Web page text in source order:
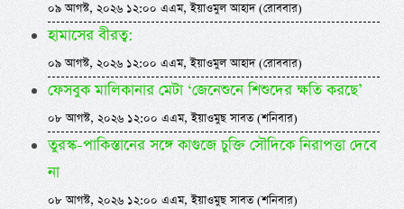
০৯ আগস্ট, ২০২৬ ১২:০০ এএম, ইয়াওমুল আহাদ (রোববার)
হামাসের বীরত্ব:
০৯ আগস্ট, ২০২৬ ১২:০০ এএম, ইয়াওমুল আহাদ (রোববার)
ফেসবুক মালিকানার মেটা ‘জেনেশুনে শিশুদের ক্ষতি করছে’
০৮ আগস্ট, ২০২৬ ১২:০০ এএম, ইয়াওমুছ সাবত (শনিবার)
তুরস্ক-পাকিস্তানের সঙ্গে কাগুজে চুক্তি সৌদিকে নিরাপত্তা দেবে
না
০৮ আগস্ট, ২০২৬ ১২:০০ এএম, ইয়াওমুছ সাবত (শনিবার)